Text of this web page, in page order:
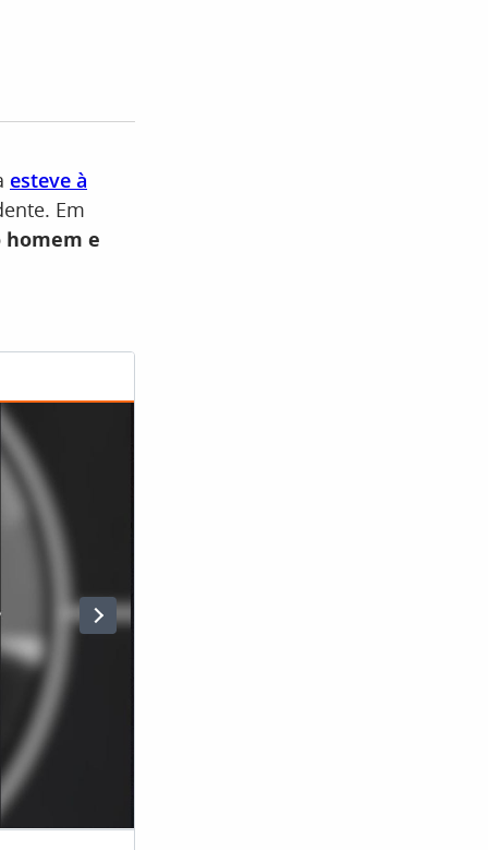
esteve à
Em
e